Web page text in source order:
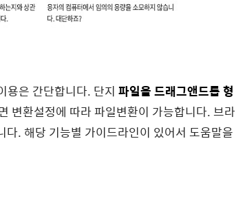
은 간단합니다. 단지 파일을드래그앤드롭 형
변환설정에 따라 파일변환이 가능합니다. 브라
. 해당 기능별 가이드라인이 있어서 도움말을